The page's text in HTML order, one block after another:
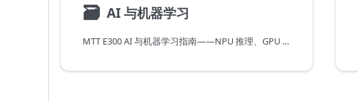
🗃 AI 与机器学习
MTT E300 AI 与机器学习指南——NPU 推理、GPU 推理、Torch-MUSA、vLLM-MUSA 和模型库